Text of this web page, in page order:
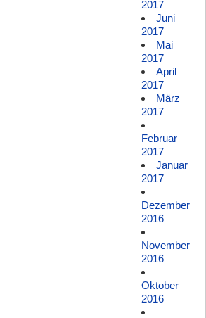
2017
Juni
2017
Mai
2017
April
2017
März
2017
Februar
2017
Januar
2017
Dezember
2016
November
2016
Oktober
2016